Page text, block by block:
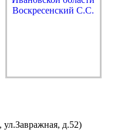
д.52)